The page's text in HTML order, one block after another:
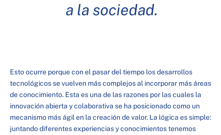
a la sociedad.
Esto ocurre porque con el pasar del tiempo los desarrollos
tecnológicos se vuelven más complejos al incorporar más áreas
de conocimiento. Esta es una de las razones por las cuales la
innovación abierta y colaborativa se ha posicionado como un
mecanismo más ágil en la creación de valor. La lógica es simple:
juntando diferentes experiencias y conocimientos tenemos